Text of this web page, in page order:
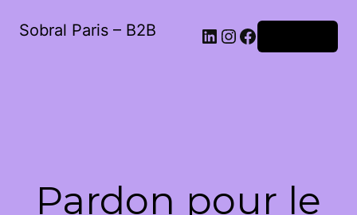
Sobral Paris – B2B LinkedIn
Instagram
Facebook
Pardon pour le